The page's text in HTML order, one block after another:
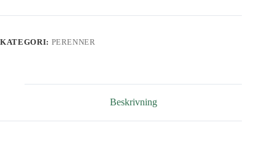
KATEGORI: PERENNER
Beskrivning